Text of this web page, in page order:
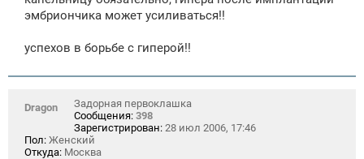
эмбриончика может усиливаться!!
успехов в борьбе с гиперой!!
Dragon
Задорная первоклашка
Сообщения: 398
Зарегистрирован: 28 июл 2006, 17:46
Пол: Женский
Откуда: Москва